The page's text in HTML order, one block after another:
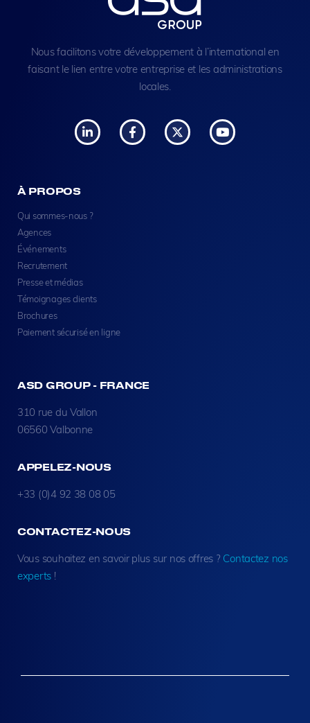
Nous facilitons votre développement à l’international en
faisant le lien entre votre entreprise et les administrations
locales.
À PROPOS
Qui sommes-nous ?
Agences
Événements
Recrutement
Presse et médias
Témoignages clients
Brochures
Paiement sécurisé en ligne
ASD GROUP - FRANCE
310 rue du Vallon
06560 Valbonne
APPELEZ-NOUS
+33 (0)4 92 38 08 05
CONTACTEZ-NOUS
Vous souhaitez en savoir plus sur nos offres ? Contactez nos
experts !